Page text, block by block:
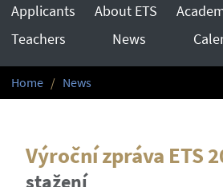
Applicants About ETS
Teachers
News
Home News
Výroční zpráva ETS
stažení